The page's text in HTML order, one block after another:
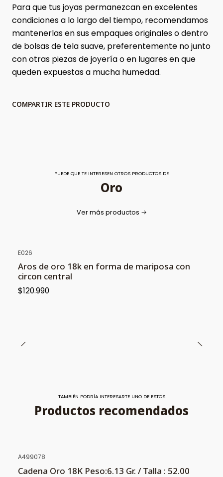
Para que tus joyas permanezcan en excelentes
condiciones a lo largo del tiempo, recomendamos
mantenerlas en sus empaques originales o dentro
de bolsas de tela suave, preferentemente no junto
con otras piezas de joyería o en lugares en que
queden expuestas a mucha humedad.
COMPARTIR ESTE PRODUCTO
PUEDE QUE TE INTERESEN OTROS PRODUCTOS DE
Oro
Ver más productos
E026
Aros de oro 18k en forma de mariposa con
circon central
$120.990
TAMBIÉN PODRÍA INTERESARTE UNO DE ESTOS
Productos recomendados
A499078
Cadena Oro 18K Peso:6.13 Gr. / Talla : 52.00